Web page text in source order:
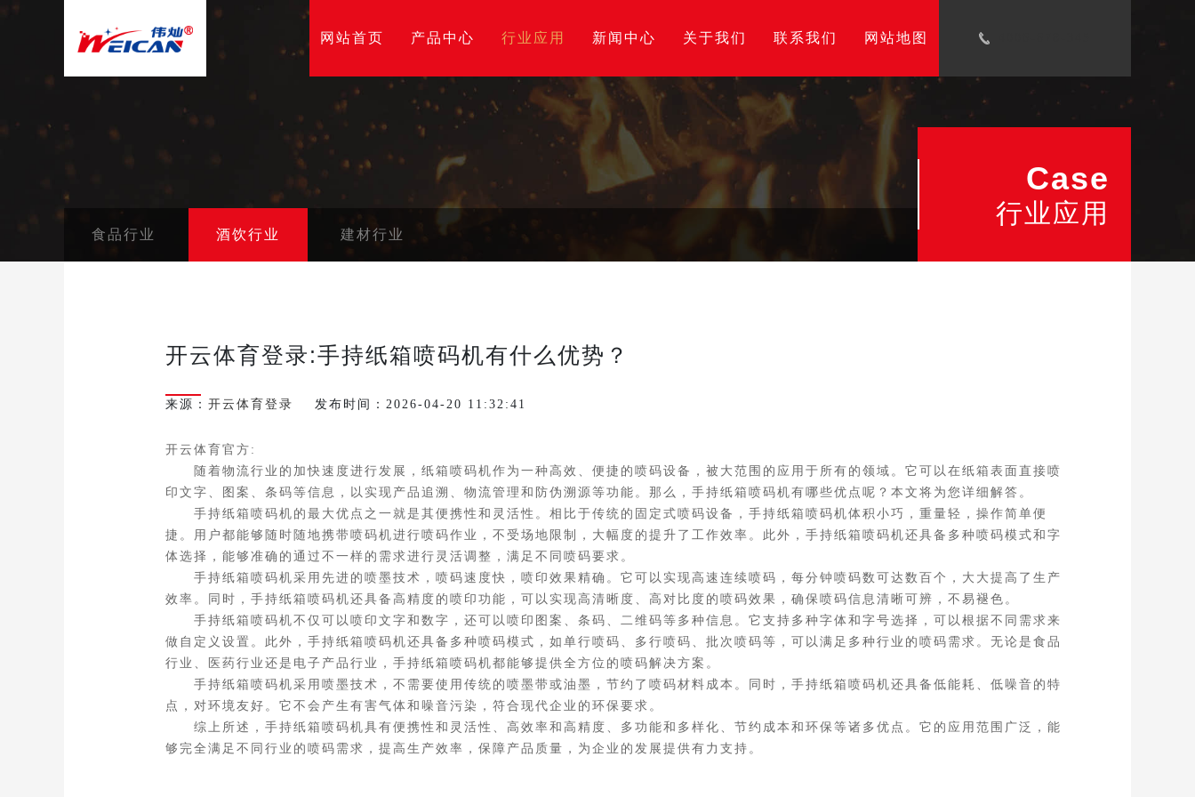
网站首页 产品中心 行业应用 新闻中心 关于我们 联系我们 网站地图
食品行业 酒饮行业 建材行业
Case
行业应用
开云体育登录:手持纸箱喷码机有什么优势？
来源：开云体育登录 发布时间：2026-04-20 11:32:41
开云体育官方:
随着物流行业的加快速度进行发展，纸箱喷码机作为一种高效、便捷的喷码设备，被大范围的应用于所有的领域。它可以在纸箱表面直接喷
印文字、图案、条码等信息，以实现产品追溯、物流管理和防伪溯源等功能。那么，手持纸箱喷码机有哪些优点呢？本文将为您详细解答。
手持纸箱喷码机的最大优点之一就是其便携性和灵活性。相比于传统的固定式喷码设备，手持纸箱喷码机体积小巧，重量轻，操作简单便
捷。用户都能够随时随地携带喷码机进行喷码作业，不受场地限制，大幅度的提升了工作效率。此外，手持纸箱喷码机还具备多种喷码模式和字
体选择，能够准确的通过不一样的需求进行灵活调整，满足不同喷码要求。
手持纸箱喷码机采用先进的喷墨技术，喷码速度快，喷印效果精确。它可以实现高速连续喷码，每分钟喷码数可达数百个，大大提高了生产
效率。同时，手持纸箱喷码机还具备高精度的喷印功能，可以实现高清晰度、高对比度的喷码效果，确保喷码信息清晰可辨，不易褪色。
手持纸箱喷码机不仅可以喷印文字和数字，还可以喷印图案、条码、二维码等多种信息。它支持多种字体和字号选择，可以根据不同需求来
做自定义设置。此外，手持纸箱喷码机还具备多种喷码模式，如单行喷码、多行喷码、批次喷码等，可以满足多种行业的喷码需求。无论是食品
行业、医药行业还是电子产品行业，手持纸箱喷码机都能够提供全方位的喷码解决方案。
手持纸箱喷码机采用喷墨技术，不需要使用传统的喷墨带或油墨，节约了喷码材料成本。同时，手持纸箱喷码机还具备低能耗、低噪音的特
点，对环境友好。它不会产生有害气体和噪音污染，符合现代企业的环保要求。
综上所述，手持纸箱喷码机具有便携性和灵活性、高效率和高精度、多功能和多样化、节约成本和环保等诸多优点。它的应用范围广泛，能
够完全满足不同行业的喷码需求，提高生产效率，保障产品质量，为企业的发展提供有力支持。